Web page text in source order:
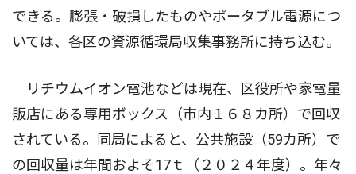
できる。膨張・破損したものやポータブル電源につ
いては、各区の資源循環局収集事務所に持ち込む。
リチウムイオン電池などは現在、区役所や家電量
販店にある専用ボックス（市内１６８カ所）で回収
されている。同局によると、公共施設（59カ所）で
の回収量は年間およそ17ｔ（２０２４年度）。年々